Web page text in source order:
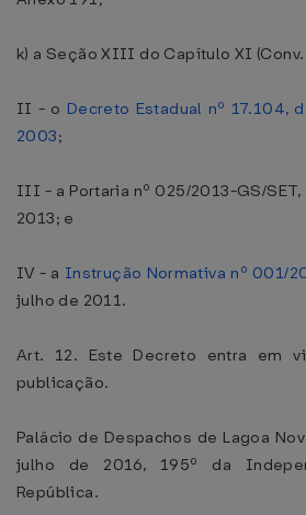
k) a Seção XIII do Capítulo XI
II - o Decreto Estadual nº 17.104,
2003;
III - a Portaria nº 025/2013-GS/
2013; e
IV - a Instrução Normativa nº 001/
julho de 2011.
Art. 12. Este Decreto entra em
publicação.
Palácio de Despachos de Lagoa
julho de 2016, 195º da
República.